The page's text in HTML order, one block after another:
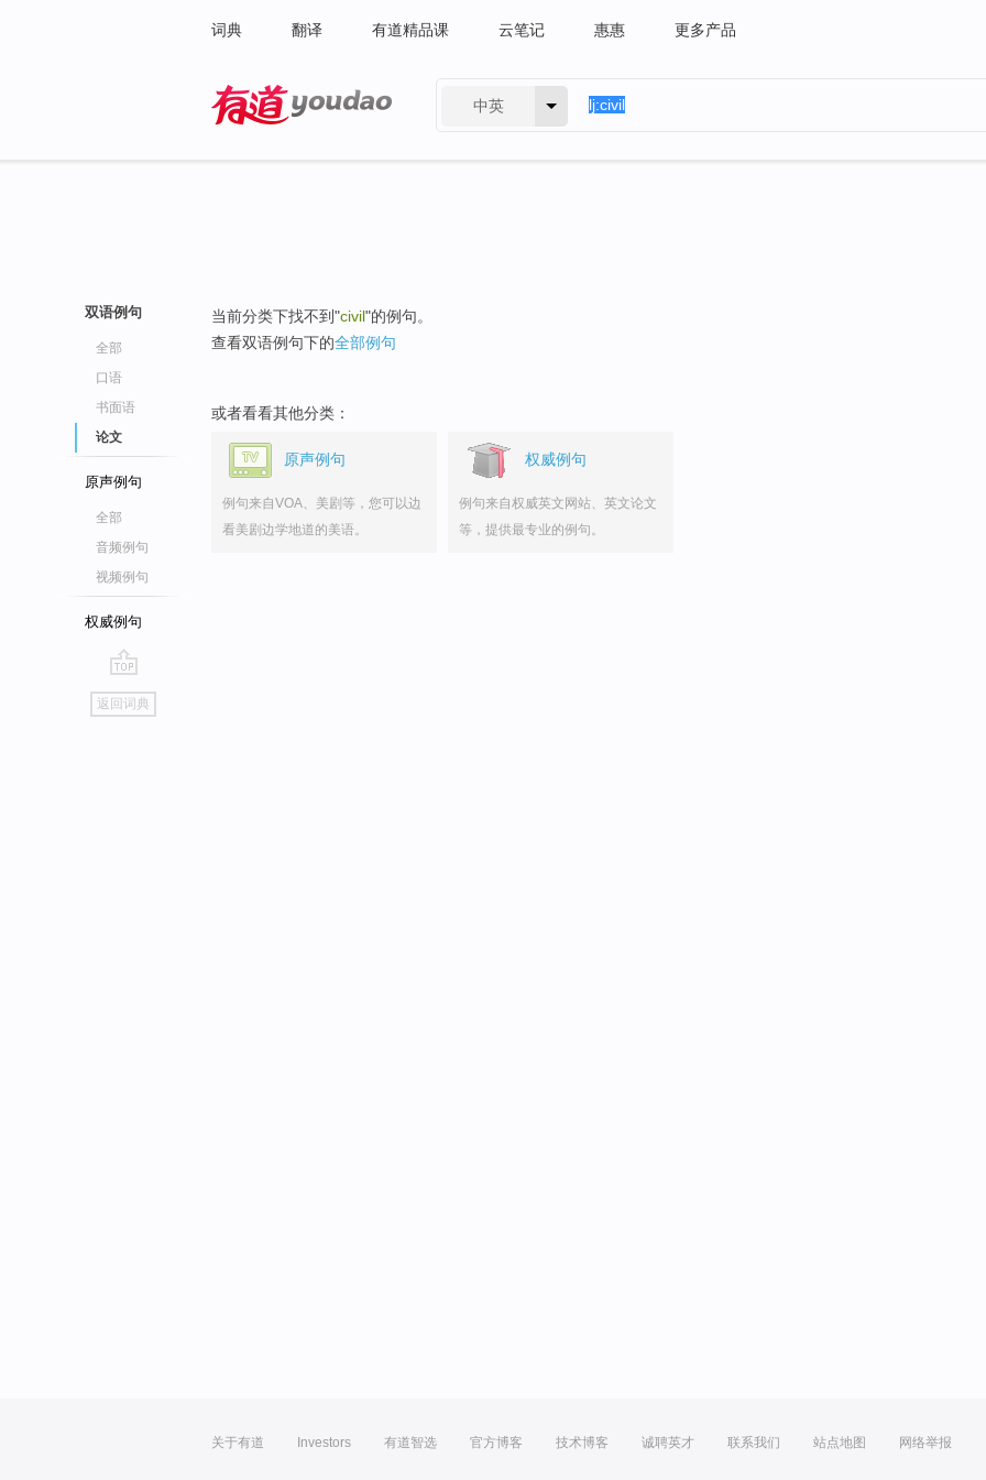
词典 翻译 有道精品课 云笔记 惠惠 更多产品
中英
双语例句
全部
口语
书面语
论文
原声例句
全部
音频例句
视频例句
权威例句
go
top
返回词典
当前分类下找不到"civil"的例句。
查看双语例句下的全部例句
或者看看其他分类：
原声例句
例句来自VOA、美剧等，您可以边
看美剧边学地道的美语。
权威例句
例句来自权威英文网站、英文论文
等，提供最专业的例句。
关于有道 Investors 有道智选 官方博客 技术博客 诚聘英才 联系我们 站点地图 网络举报